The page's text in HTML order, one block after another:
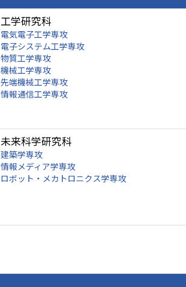
工学研究科
電気電子工学専攻
電子システム工学専攻
物質工学専攻
機械工学専攻
先端機械工学専攻
情報通信工学専攻
未来科学研究科
建築学専攻
情報メディア学専攻
ロボット・メカトロニクス学専攻